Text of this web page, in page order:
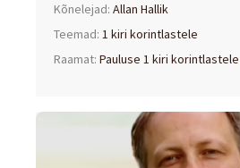
Kõnelejad:Allan Hallik
Teemad:1 kiri korintlastele
Raamat:Pauluse 1 kiri korintlastele